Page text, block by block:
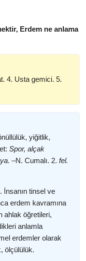
Erdem ne anlama
4. Usta gemici. 5.
yiğitlik,
Spor, alçak
–N. Cumalı. 2.fel.
tinsel ve
erdem kavramına
ahlak öğretileri,
anlamla
erdemler olarak
ölçülülük.